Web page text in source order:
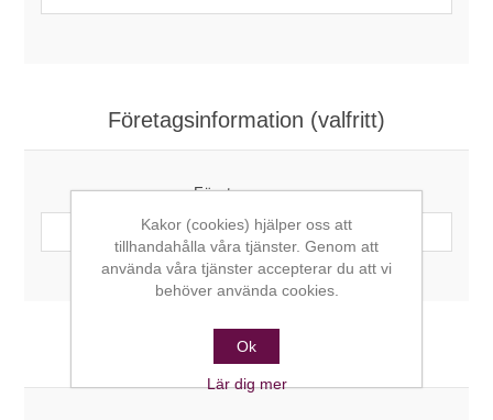
Företagsinformation (valfritt)
Företagsnamn:
Alternativ
Kakor (cookies) hjälper oss att
tillhandahålla våra tjänster. Genom att
använda våra tjänster accepterar du att vi
behöver använda cookies.
Ok
Lär dig mer